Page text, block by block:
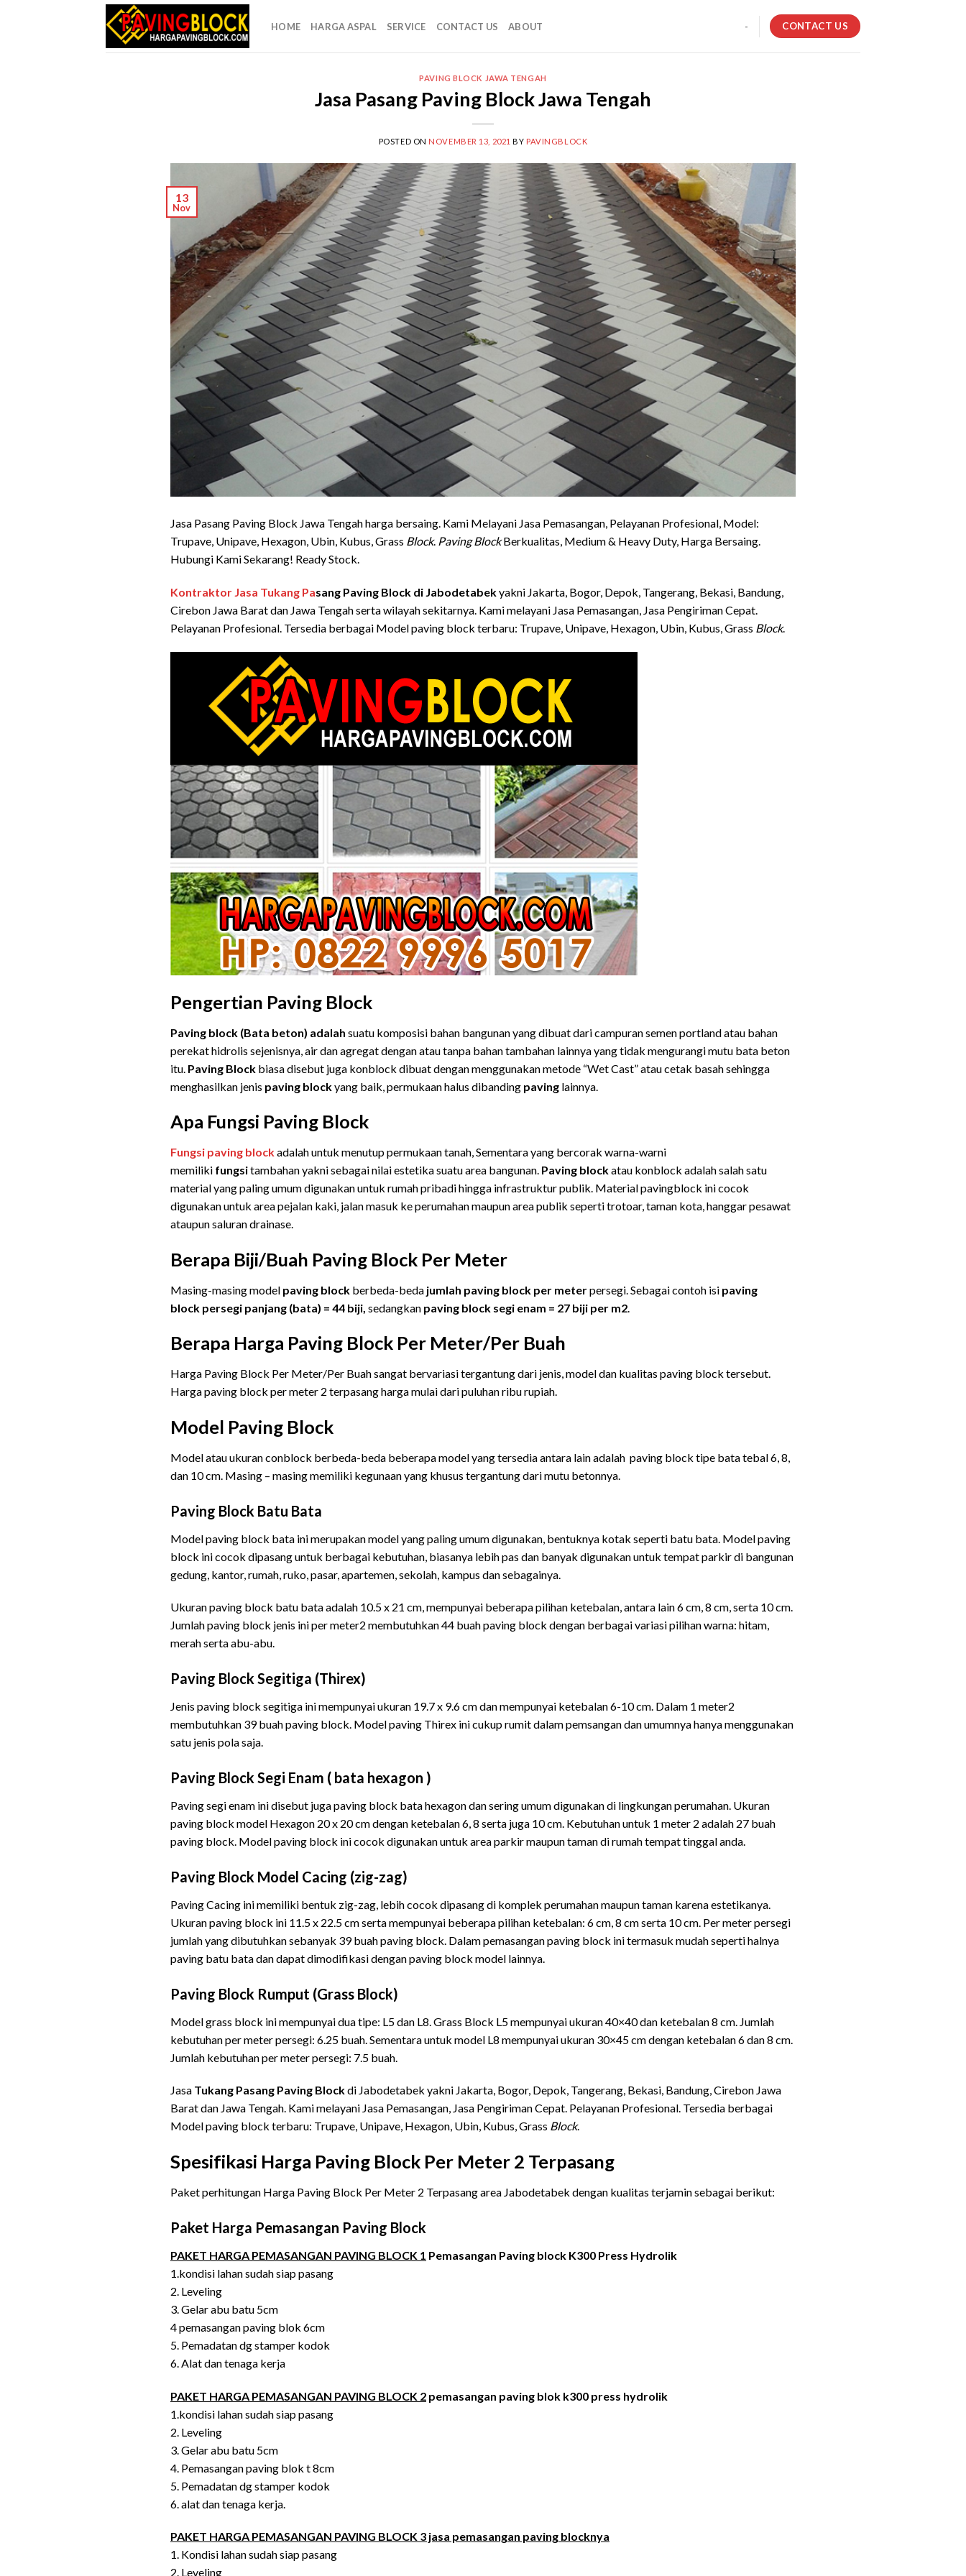
HOME HARGA ASPAL SERVICE CONTACT US ABOUT - CONTACT US
PAVING BLOCK JAWA TENGAH
Jasa Pasang Paving Block Jawa Tengah
POSTED ON NOVEMBER 13, 2021 BY PAVINGBLOCK
13
Nov
Jasa Pasang Paving Block Jawa Tengah harga bersaing. Kami Melayani Jasa Pemasangan, Pelayanan Profesional, Model:
Trupave, Unipave, Hexagon, Ubin, Kubus, Grass Block. Paving BlockBerkualitas, Medium & Heavy Duty, Harga Bersaing.
Hubungi Kami Sekarang! Ready Stock.
Kontraktor Jasa Tukang Pasang Paving Block di Jabodetabekyakni Jakarta, Bogor, Depok, Tangerang, Bekasi, Bandung,
Cirebon Jawa Barat dan Jawa Tengah serta wilayah sekitarnya. Kami melayani Jasa Pemasangan, Jasa Pengiriman Cepat.
Pelayanan Profesional. Tersedia berbagai Model paving block terbaru: Trupave, Unipave, Hexagon, Ubin, Kubus, Grass Block.
Pengertian Paving Block
Paving block (Bata beton) adalah suatu komposisi bahan bangunan yang dibuat dari campuran semen portland atau bahan
perekat hidrolis sejenisnya, air dan agregat dengan atau tanpa bahan tambahan lainnya yang tidak mengurangi mutu bata beton
itu. Paving Block biasa disebut juga konblock dibuat dengan menggunakan metode “Wet Cast” atau cetak basah sehingga
menghasilkan jenis paving blockyang baik, permukaan halus dibanding paving lainnya.
Apa Fungsi Paving Block
Fungsi paving blockadalah untuk menutup permukaan tanah, Sementara yang bercorak warna-warni
memiliki fungsitambahan yakni sebagai nilai estetika suatu area bangunan. Paving blockatau konblock adalah salah satu
material yang paling umum digunakan untuk rumah pribadi hingga infrastruktur publik. Material pavingblock ini cocok
digunakan untuk area pejalan kaki, jalan masuk ke perumahan maupun area publik seperti trotoar, taman kota, hanggar pesawat
ataupun saluran drainase.
Berapa Biji/Buah Paving Block Per Meter
Masing-masing model paving block berbeda-beda jumlah paving block per meterpersegi. Sebagai contoh isi paving
block persegi panjang (bata) = 44 biji, sedangkan paving block segi enam = 27 biji per m2
Berapa Harga Paving Block Per Meter/Per Buah
Harga Paving Block Per Meter/Per Buah sangat bervariasi tergantung dari jenis, model dan kualitas paving block tersebut.
Harga paving block per meter 2 terpasang harga mulai dari puluhan ribu rupiah.
Model Paving Block
Model atau ukuran conblock berbeda-beda beberapa model yang tersedia antara lain adalah paving block tipe bata tebal 6, 8,
dan 10 cm. Masing – masing memiliki kegunaan yang khusus tergantung dari mutu betonnya.
Paving Block Batu Bata
Model paving block bata ini merupakan model yang paling umum digunakan, bentuknya kotak seperti batu bata. Model paving
block ini cocok dipasang untuk berbagai kebutuhan, biasanya lebih pas dan banyak digunakan untuk tempat parkir di bangunan
gedung, kantor, rumah, ruko, pasar, apartemen, sekolah, kampus dan sebagainya.
Ukuran paving block batu bata adalah 10.5 x 21 cm, mempunyai beberapa pilihan ketebalan, antara lain 6 cm, 8 cm, serta 10 cm.
Jumlah paving block jenis ini per meter2 membutuhkan 44 buah paving block dengan berbagai variasi pilihan warna: hitam,
merah serta abu-abu.
Paving Block Segitiga (Thirex)
Jenis paving block segitiga ini mempunyai ukuran 19.7 x 9.6 cm dan mempunyai ketebalan 6-10 cm. Dalam 1 meter2
membutuhkan 39 buah paving block. Model paving Thirex ini cukup rumit dalam pemsangan dan umumnya hanya menggunakan
satu jenis pola saja.
Paving Block Segi Enam ( bata hexagon )
Paving segi enam ini disebut juga paving block bata hexagon dan sering umum digunakan di lingkungan perumahan. Ukuran
paving block model Hexagon 20 x 20 cm dengan ketebalan 6, 8 serta juga 10 cm. Kebutuhan untuk 1 meter 2 adalah 27 buah
paving block. Model paving block ini cocok digunakan untuk area parkir maupun taman di rumah tempat tinggal anda.
Paving Block Model Cacing (zig-zag)
Paving Cacing ini memiliki bentuk zig-zag, lebih cocok dipasang di komplek perumahan maupun taman karena estetikanya.
Ukuran paving block ini 11.5 x 22.5 cm serta mempunyai beberapa pilihan ketebalan: 6 cm, 8 cm serta 10 cm. Per meter persegi
jumlah yang dibutuhkan sebanyak 39 buah paving block. Dalam pemasangan paving block ini termasuk mudah seperti halnya
paving batu bata dan dapat dimodifikasi dengan paving block model lainnya.
Paving Block Rumput (Grass Block)
Model grass block ini mempunyai dua tipe: L5 dan L8. Grass Block L5 mempunyai ukuran 40×40 dan ketebalan 8 cm. Jumlah
kebutuhan per meter persegi: 6.25 buah. Sementara untuk model L8 mempunyai ukuran 30×45 cm dengan ketebalan 6 dan 8 cm.
Jumlah kebutuhan per meter persegi: 7.5 buah.
Jasa Tukang Pasang Paving Blockdi Jabodetabek yakni Jakarta, Bogor, Depok, Tangerang, Bekasi, Bandung, Cirebon Jawa
Barat dan Jawa Tengah. Kami melayani Jasa Pemasangan, Jasa Pengiriman Cepat. Pelayanan Profesional. Tersedia berbagai
Model paving block terbaru: Trupave, Unipave, Hexagon, Ubin, Kubus, Grass Block.
Spesifikasi Harga Paving Block Per Meter 2 Terpasang
Paket perhitungan Harga Paving Block Per Meter 2 Terpasang area Jabodetabek dengan kualitas terjamin sebagai berikut:
Paket Harga Pemasangan Paving Block
PAKET HARGA PEMASANGAN PAVING BLOCK 1 Pemasangan Paving block K300 Press Hydrolik
1.kondisi lahan sudah siap pasang
2. Leveling
3. Gelar abu batu 5cm
4 pemasangan paving blok 6cm
5. Pemadatan dg stamper kodok
6. Alat dan tenaga kerja
PAKET HARGA PEMASANGAN PAVING BLOCK 2 pemasangan paving blok k300 press hydrolik
1.kondisi lahan sudah siap pasang
2. Leveling
3. Gelar abu batu 5cm
4. Pemasangan paving blok t 8cm
5. Pemadatan dg stamper kodok
6. alat dan tenaga kerja.
PAKET HARGA PEMASANGAN PAVING BLOCK 3 jasa pemasangan paving blocknya
1. Kondisi lahan sudah siap pasang
2. Leveling